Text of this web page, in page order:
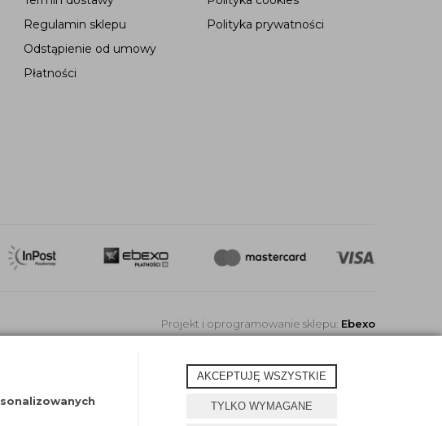
AKCEPTUJĘ WSZYSTKIE
TYLKO WYMAGANE
Regulamin sklepu
Odstąpienie od umowy
Płatności
Polityka prywatności
Projekt i oprogramowanie sklepu: Ebexo